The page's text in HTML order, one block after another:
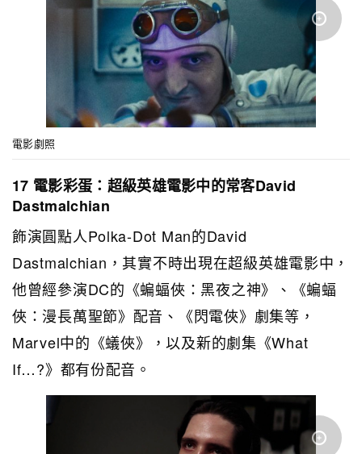
電影劇照
17 電影彩蛋：超級英雄電影中的常客David
Dastmalchian
飾演圓點人Polka-Dot Man的David
Dastmalchian，其實不時出現在超級英雄電影中，
他曾經參演DC的《蝙蝠俠：黑夜之神》、《蝙蝠
俠：漫長萬聖節》配音、《閃電俠》劇集等，
Marvel中的《蟻俠》，以及新的劇集《What
If…?》都有份配音。